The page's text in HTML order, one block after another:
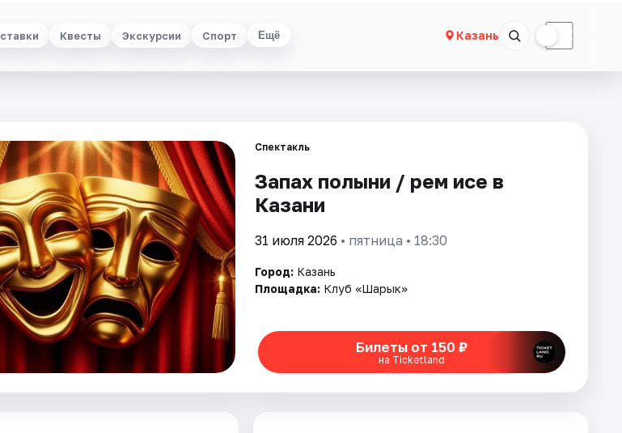
Квесты Экскурсии Спорт Ещё Казань ☾
Спектакль
Запах полыни / Әрем исе в
Казани
31 июля 2026 • пятница • 18:30
Город: Казань
Площадка: Клуб «Шарык»
Билеты от 150 ₽
на Ticketland